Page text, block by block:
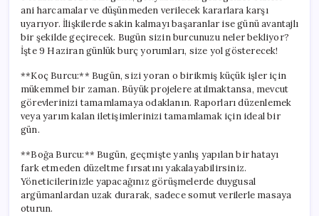
Uyarılar
için
ani harcamalar ve düşünmeden verilecek kararlara karşı
uyarıyor. İlişkilerde sakin kalmayı başaranlar ise günü avantajlı
bir şekilde geçirecek. Bugün sizin burcunuzu neler bekliyor?
İşte 9 Haziran günlük burç yorumları, size yol gösterecek!
**Koç Burcu:** Bugün, sizi yoran o birikmiş küçük işler için
mükemmel bir zaman. Büyük projelere atılmaktansa, mevcut
görevlerinizi tamamlamaya odaklanın. Raporları düzenlemek
veya yarım kalan iletişimlerinizi tamamlamak için ideal bir
gün.
**Boğa Burcu:** Bugün, geçmişte yanlış yapılan bir hatayı
fark etmeden düzeltme fırsatını yakalayabilirsiniz.
Yöneticilerinizle yapacağınız görüşmelerde duygusal
argümanlardan uzak durarak, sadece somut verilerle masaya
oturun.